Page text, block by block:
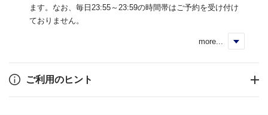
ます。なお、毎日23:55～23:59の時間帯はご予約を受け付け
ておりません。
more...
ご利用のヒント